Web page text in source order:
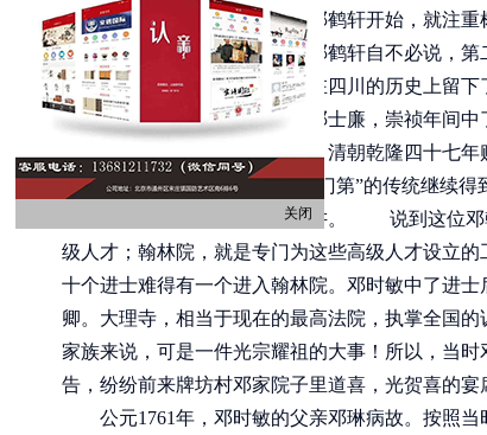
邓氏家族从他们的一世祖邓鹤轩开始，就注重
皇帝立下过汗马功劳的第一代邓鹤轩自不必说，
八代邓士廉、邓士昌……都曾在四川的历史上留下
士就出了五六位。其中八世祖邓士廉，崇祯年间
尚书晋大学士，后来以身殉国，清朝乾隆四十七年
到了清代，邓氏家族“书香门第”的传统继续得到
并进入翰林院，做了编修和侍讲。 说到这位邓
级人才；翰林院，就是专门为这些高级人才设立
十个进士难得有一个进入翰林院。邓时敏中了进
卿。大理寺，相当于现在的最高法院，执掌全国
家族来说，可是一件光宗耀祖的大事！所以，当
告，纷纷前来牌坊村邓家院子里道喜，光贺喜的宴
公元1761年，邓时敏的父亲邓琳病故。按照当
关闭